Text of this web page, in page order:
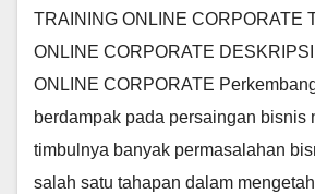
TRAINING ONLINE CORPORATE
ONLINE CORPORATE
ONLINE CORPORATE
berdampak pada persaingan bisnis
timbulnya banyak permasalahan
salah satu tahapan dalam